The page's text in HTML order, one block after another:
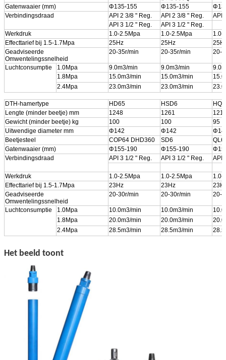
Gatenwaaier (mm) Φ135-155 Φ135-155
Verbindingsdraad
API 2 3/8 " Reg. API 2 3/8 " Reg.
API
API 3 1/2 " Reg.
API 3 1/2 " Reg.
Werkdruk
1.0-2.5Mpa 1.0-2.5Mpa
1.0-
Effecttarief bij 1.5-1.7Mpa
25Hz 25Hz
Geadviseerde
Omwentelingssnelheid
20-35r/min 20-35r/min 20-
Luchtconsumptie 1.0Mpa 9.0m3/min 9.0m3/min
1.8Mpa
15.0m3/min 15.0m3/min
2.4Mpa
23.0m3/min 23.0m3/min
DTH-hamertype HD65 HSD6
Lengte (minder beetje) mm
1248 1261
Gewicht (minder beetje) kg
100 100
95
Uitwendige diameter mm
Φ142 Φ142
Beetjesteel
COP64 DHD360 SD6
Gatenwaaier (mm)
Φ155-190 Φ155-190
Verbindingsdraad
API 3 1/2 " Reg. API 3 1/2 " Reg. API
Werkdruk 1.0-2.5Mpa 1.0-2.5Mpa
1.0-
Effecttarief bij 1.5-1.7Mpa
23Hz 23Hz
Geadviseerde
Omwentelingssnelheid
20-30r/min 20-30r/min 20-
Luchtconsumptie 1.0Mpa 10.0m3/min 10.0m3/min
1.8Mpa
20.0m3/min 20.0m3/min
2.4Mpa
28.5m3/min 28.5m3/min
Het beeld toont